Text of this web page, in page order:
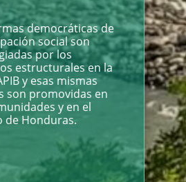
democráticas de
social son
por los
estructurales en la
y esas mismas
son promovidas en
y en el
de Honduras.